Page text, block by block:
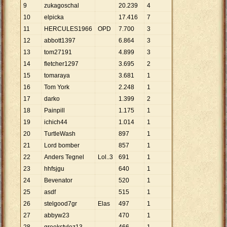
9 zukagoschal 20.239
4
10
elpicka 17.416
7
11
HERCULES1966 OPD 7.700
3
12
abbott1397 6.864
3
13
tom27191 4.899
3
14
fletcher1297 3.695
2
15
tomaraya 3.681
1
16
Tom York 2.248
1
17
darko 1.399
2
18
Painpill 1.175
1
19
ichich44 1.014
1
20
TurtleWash 897
1
21
Lord bomber 857
1
22
Anders Tegnel Lol..3 691
1
23
hhfsjgu 640
1
24
Bevenator 520
1
25
asdf 515
1
26
stelgood7gr Elas 497
1
27
abbyw23 470
1